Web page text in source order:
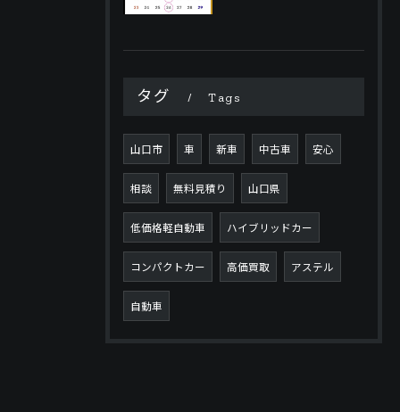
タグ Tags
山口市 車 新車 中古車 安心
相談 無料見積り 山口県
低価格軽自動車 ハイブリッドカー
コンパクトカー 高価買取 アステル
自動車